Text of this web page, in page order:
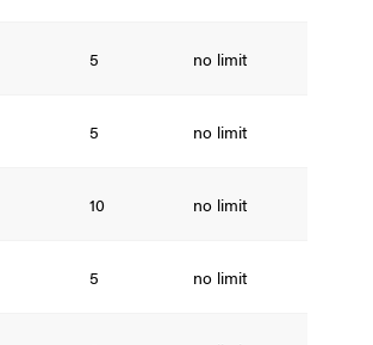
5 no limit
5 no limit
10 no limit
5 no limit